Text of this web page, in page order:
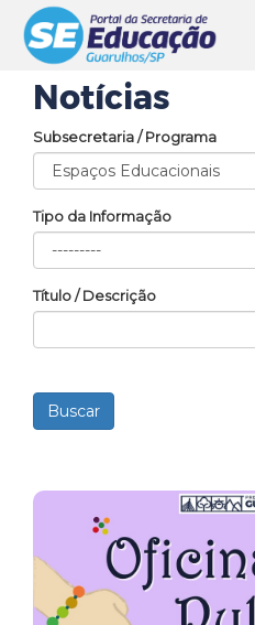
Notícias
Subsecretaria / Programa
Tipo da Informação
Título / Descrição